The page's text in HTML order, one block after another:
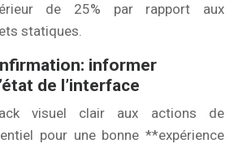
de 25% par rapport aux
statiques.
informer
de l’interface
visuel clair aux actions de
pour une bonne **expérience